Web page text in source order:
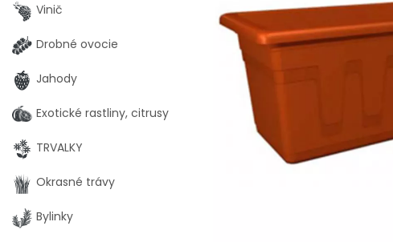
Vinič
Drobné ovocie
Jahody
Exotické rastliny, citrusy
TRVALKY
Okrasné trávy
Bylinky